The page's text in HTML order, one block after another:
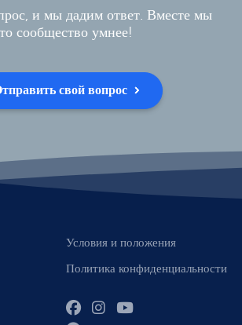
и мы дадим ответ. Вместе мы
сообщество умнее!
свой вопрос
Условия и положения
Политика конфиденциальности